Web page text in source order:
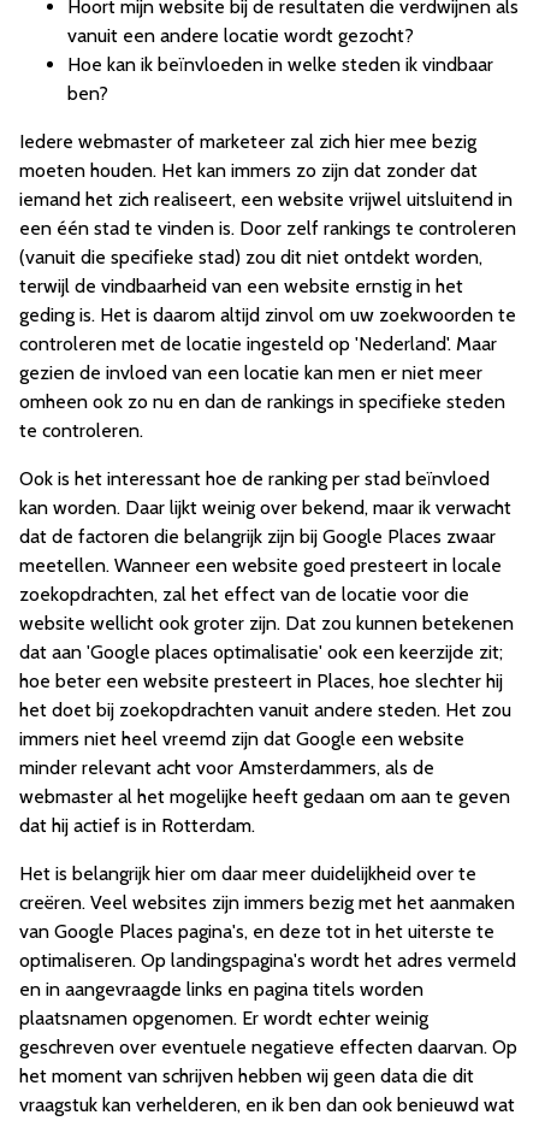
Hoort mijn website bij de resultaten die verdwijnen als
vanuit een andere locatie wordt gezocht?
Hoe kan ik beïnvloeden in welke steden ik vindbaar
ben?
Iedere webmaster of marketeer zal zich hier mee bezig
moeten houden. Het kan immers zo zijn dat zonder dat
iemand het zich realiseert, een website vrijwel uitsluitend in
een één stad te vinden is. Door zelf rankings te controleren
(vanuit die specifieke stad) zou dit niet ontdekt worden,
terwijl de vindbaarheid van een website ernstig in het
geding is. Het is daarom altijd zinvol om uw zoekwoorden te
controleren met de locatie ingesteld op 'Nederland'. Maar
gezien de invloed van een locatie kan men er niet meer
omheen ook zo nu en dan de rankings in specifieke steden
te controleren.
Ook is het interessant hoe de ranking per stad beïnvloed
kan worden. Daar lijkt weinig over bekend, maar ik verwacht
dat de factoren die belangrijk zijn bij Google Places zwaar
meetellen. Wanneer een website goed presteert in locale
zoekopdrachten, zal het effect van de locatie voor die
website wellicht ook groter zijn. Dat zou kunnen betekenen
dat aan 'Google places optimalisatie' ook een keerzijde zit;
hoe beter een website presteert in Places, hoe slechter hij
het doet bij zoekopdrachten vanuit andere steden. Het zou
immers niet heel vreemd zijn dat Google een website
minder relevant acht voor Amsterdammers, als de
webmaster al het mogelijke heeft gedaan om aan te geven
dat hij actief is in Rotterdam.
Het is belangrijk hier om daar meer duidelijkheid over te
creëren. Veel websites zijn immers bezig met het aanmaken
van Google Places pagina's, en deze tot in het uiterste te
optimaliseren. Op landingspagina's wordt het adres vermeld
en in aangevraagde links en pagina titels worden
plaatsnamen opgenomen. Er wordt echter weinig
geschreven over eventuele negatieve effecten daarvan. Op
het moment van schrijven hebben wij geen data die dit
vraagstuk kan verhelderen, en ik ben dan ook benieuwd wat